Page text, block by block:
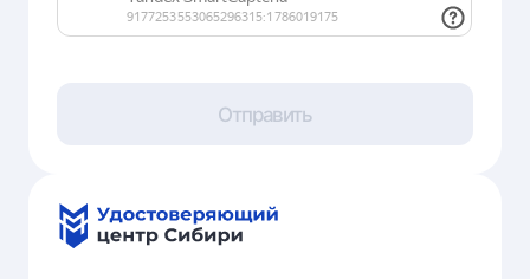
Отправить